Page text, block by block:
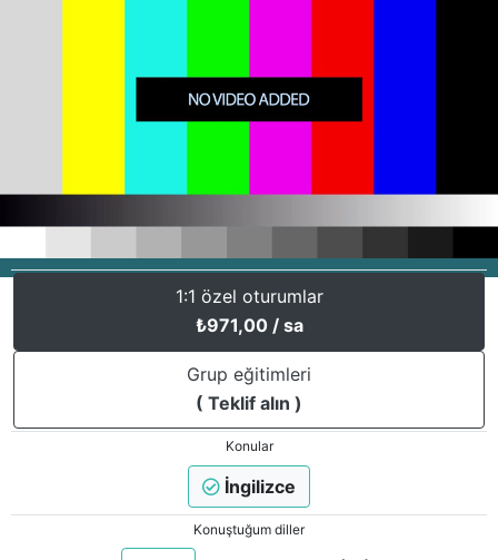
1:1 özel oturumlar
₺971,00/ sa
Grup eğitimleri
( Teklif alın )
Konular
İngilizce
Konuştuğum diller